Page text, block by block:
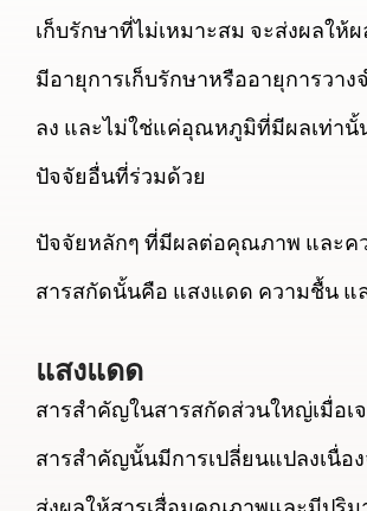
เก็บรักษาที่ไม่เหมาะสม จะส่งผลให้
มีอายุการเก็บรักษาหรืออายุการวา
ลง และไม่ใช่แค่อุณหภูมิที่มีผลเท่านั้
ปัจจัยอื่นที่ร่วมด้วย
ปัจจัยหลักๆ ที่มีผลต่อคุณภาพ และค
สารสกัดนั้นคือ แสงแดด ความชื้น
แสงแดด
สารสำคัญในสารสกัดส่วนใหญ่เมื่อเ
สารสำคัญนั้นมีการเปลี่ยนแปลงเนื่อ